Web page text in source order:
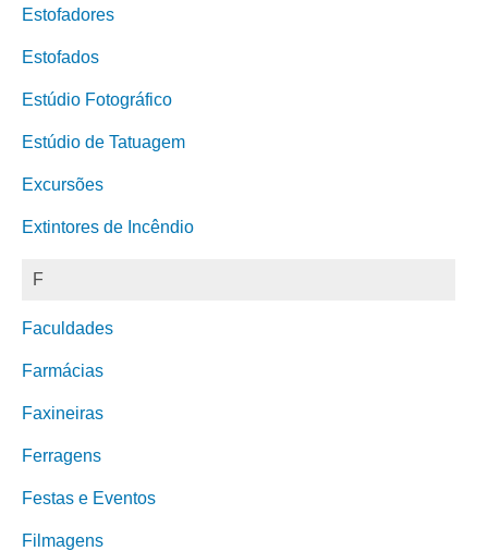
Estofadores
Estofados
Estúdio Fotográfico
Estúdio de Tatuagem
Excursões
Extintores de Incêndio
F
Faculdades
Farmácias
Faxineiras
Ferragens
Festas e Eventos
Filmagens